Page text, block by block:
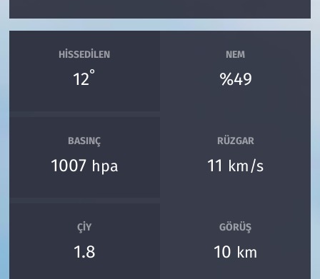
HISSEDILEN
12°
NEM
%49
BASINÇ
1007 hpa
RÜZGAR
11 km/s
ÇIY
1.8
GÖRÜŞ
10 km